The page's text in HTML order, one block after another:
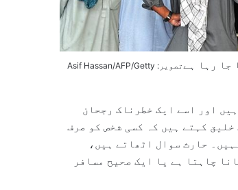
جا رہا ہے
تصویر: Asif Hassan/AFP/Getty
اور اسے ایک خطرناک رجحان
کہتے ہیں کہ کسی شخص کو صرف
حارث سوال اٹھاتے ہیں،
چاہتا ہے یا ایک صحیح مسافر